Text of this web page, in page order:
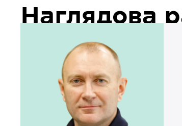
Наглядова